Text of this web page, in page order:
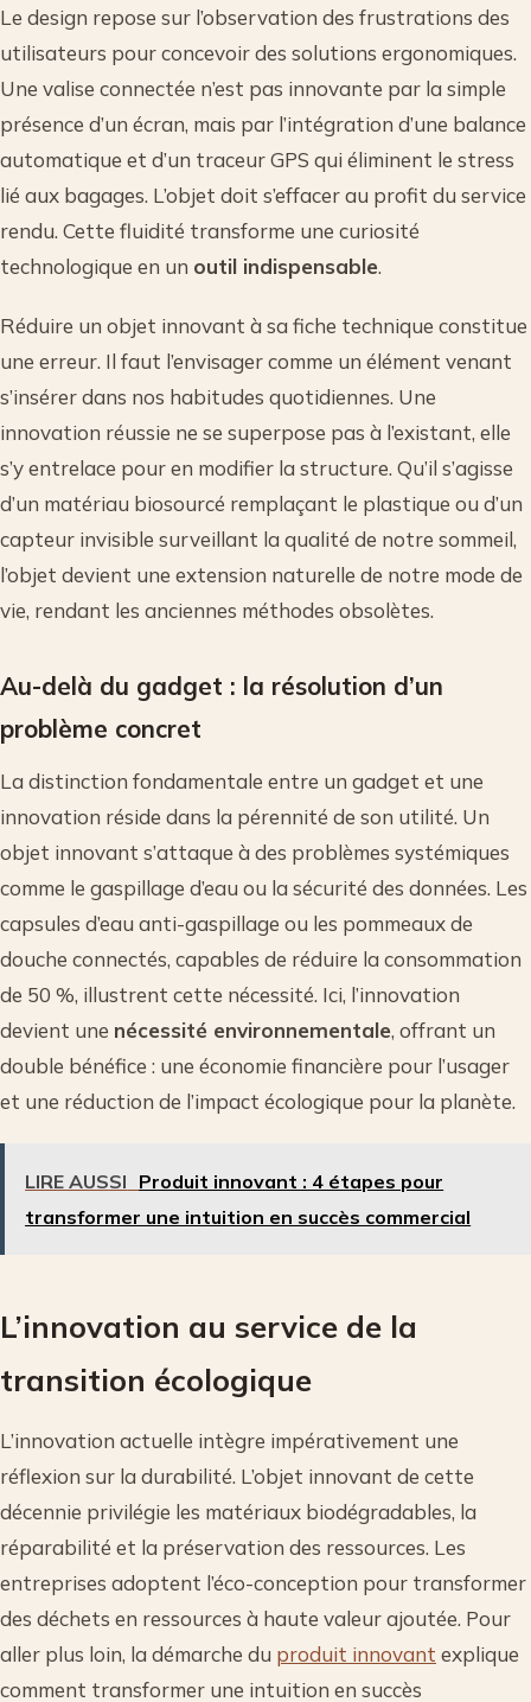
Le design repose sur l’observation des frustrations des
utilisateurs pour concevoir des solutions ergonomiques.
Une valise connectée n’est pas innovante par la simple
présence d’un écran, mais par l’intégration d’une balance
automatique et d’un traceur GPS qui éliminent le stress
lié aux bagages. L’objet doit s’effacer au profit du service
rendu. Cette fluidité transforme une curiosité
technologique en un outil indispensable.
Réduire un objet innovant à sa fiche technique constitue
une erreur. Il faut l’envisager comme un élément venant
s’insérer dans nos habitudes quotidiennes. Une
innovation réussie ne se superpose pas à l’existant, elle
s’y entrelace pour en modifier la structure. Qu’il s’agisse
d’un matériau biosourcé remplaçant le plastique ou d’un
capteur invisible surveillant la qualité de notre sommeil,
l’objet devient une extension naturelle de notre mode de
vie, rendant les anciennes méthodes obsolètes.
Au-delà du gadget : la résolution d’un
problème concret
La distinction fondamentale entre un gadget et une
innovation réside dans la pérennité de son utilité. Un
objet innovant s’attaque à des problèmes systémiques
comme le gaspillage d’eau ou la sécurité des données. Les
capsules d’eau anti-gaspillage ou les pommeaux de
douche connectés, capables de réduire la consommation
de 50 %, illustrent cette nécessité. Ici, l’innovation
devient une nécessité environnementale, offrant un
double bénéfice : une économie financière pour l’usager
et une réduction de l’impact écologique pour la planète.
LIRE AUSSI Produit innovant : 4 étapes pour
transformer une intuition en succès commercial
L’innovation au service de la
transition écologique
L’innovation actuelle intègre impérativement une
réflexion sur la durabilité. L’objet innovant de cette
décennie privilégie les matériaux biodégradables, la
réparabilité et la préservation des ressources. Les
entreprises adoptent l’éco-conception pour transformer
des déchets en ressources à haute valeur ajoutée. Pour
aller plus loin, la démarche du produit innovant explique
comment transformer une intuition en succès